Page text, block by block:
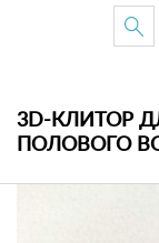
3D-КЛИТОР
ПОЛОВОГО